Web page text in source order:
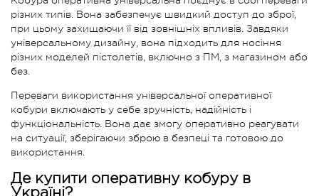
різних типів. Вона забезпечує швидкий доступ до зброї,
при цьому захищаючи її від зовнішніх впливів. Завдяки
універсальному дизайну, вона підходить для носіння
різних моделей пістолетів, включно з ПМ, з магазином або
без.
Переваги використання універсальної оперативної
кобури включають у себе зручність, надійність і
функціональність. Вона дає змогу оперативно реагувати
на ситуації, зберігаючи зброю в безпеці та готовою до
використання.
Де купити оперативну кобуру в
Україні?